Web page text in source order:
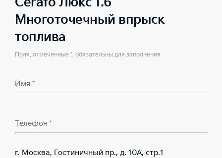
Многоточечный впрыск
топлива
Поля, отмеченные *, обязательны для заполнения
Имя *
Телефон *
г. Москва, Гостиничный пр., д. 10А, стр.1